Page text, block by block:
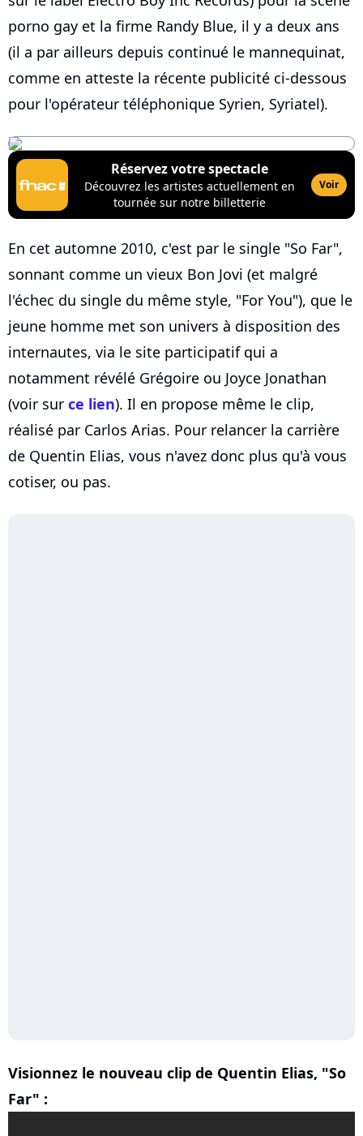
porno gay et la firme Randy Blue, il y a deux ans
(il a par ailleurs depuis continué le mannequinat,
comme en atteste la récente publicité ci-dessous
pour l'opérateur téléphonique Syrien, Syriatel).
Réservez votre spectacle
Découvrez les artistes actuellement en
tournée sur notre billetterie
Voir
En cet automne 2010, c'est par le single "So Far",
sonnant comme un vieux Bon Jovi (et malgré
l'échec du single du même style, "For You"), que le
jeune homme met son univers à disposition des
internautes, via le site participatif qui a
notamment révélé Grégoire ou Joyce Jonathan
(voir sur ce lien). Il en propose même le clip,
réalisé par Carlos Arias. Pour relancer la carrière
de Quentin Elias, vous n'avez donc plus qu'à vous
cotiser, ou pas.
Visionnez le nouveau clip de Quentin Elias, "So
Far" :